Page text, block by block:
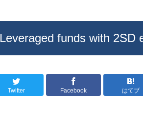
Leveraged funds with 2SD
Twitter Facebook はてブ